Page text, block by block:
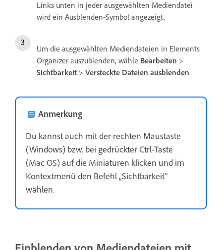
Links unten in jeder ausgewählten Mediendatei
wird ein Ausblenden-Symbol angezeigt.
Um die ausgewählten Mediendateien in Elements
Organizer auszublenden, wähle Bearbeiten >
Sichtbarkeit > Versteckte Dateien ausblenden.
Anmerkung
Du kannst auch mit der rechten Maustaste
(Windows) bzw. bei gedrückter Ctrl-Taste
(Mac OS) auf die Miniaturen klicken und im
Kontextmenü den Befehl „Sichtbarkeit“
wählen.